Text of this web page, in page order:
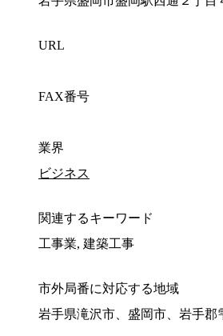
URL
FAX番号
業界
ビジネス
関連するキーワード
工事業, 建築工事
市外局番に対応する地域
岩手県滝沢市、盛岡市、岩手郡